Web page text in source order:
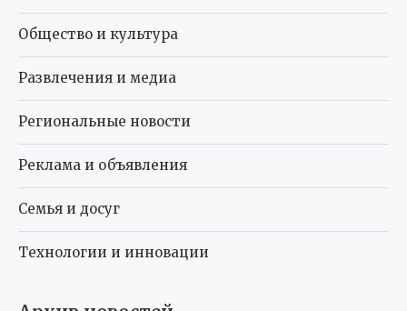
Общество и культура
Развлечения и медиа
Региональные новости
Реклама и объявления
Семья и досуг
Технологии и инновации